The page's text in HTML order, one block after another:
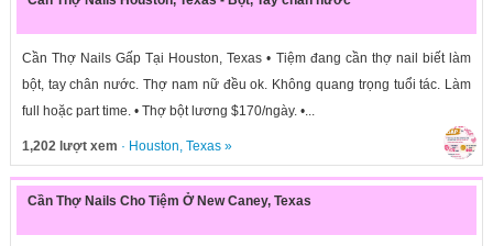
Cần Thợ Nails Gấp Tại Houston, Texas • Tiệm đang cần thợ nail biết làm
bột, tay chân nước. Thợ nam nữ đều ok. Không quang trọng tuổi tác. Làm
full hoặc part time. • Thợ bột lương $170/ngày. •...
1,202 lượt xem · Houston, Texas»
Cần Thợ Nails Cho Tiệm Ở New Caney, Texas